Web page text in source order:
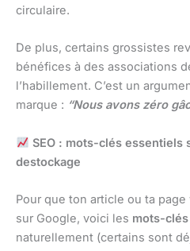
circulaire.
De plus, certains grossistes
bénéfices à des associations
l’habillement. C’est un
marque : “Nous avons zéro
SEO : mots-clés essentiels
destockage
Pour que ton article ou ta
sur Google, voici les mots-
naturellement (certains sont